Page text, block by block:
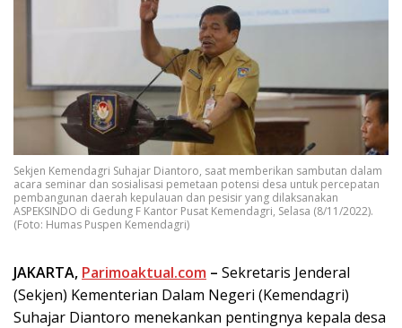
Sekjen Kemendagri Suhajar Diantoro, saat memberikan sambutan dalam
acara seminar dan sosialisasi pemetaan potensi desa untuk percepatan
pembangunan daerah kepulauan dan pesisir yang dilaksanakan
ASPEKSINDO di Gedung F Kantor Pusat Kemendagri, Selasa (8/11/2022).
(Foto: Humas Puspen Kemendagri)
JAKARTA, Parimoaktual.com – Sekretaris Jenderal
(Sekjen) Kementerian Dalam Negeri (Kemendagri)
Suhajar Diantoro menekankan pentingnya kepala desa